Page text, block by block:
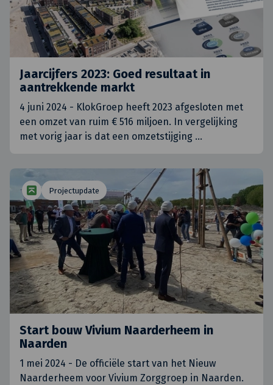
Jaarcijfers 2023: Goed resultaat in
aantrekkende markt
4 juni 2024 - KlokGroep heeft 2023 afgesloten met
een omzet van ruim € 516 miljoen. In vergelijking
met vorig jaar is dat een omzetstijging …
Projectupdate
Start bouw Vivium Naarderheem in
Naarden
1 mei 2024 - De officiële start van het Nieuw
Naarderheem voor Vivium Zorggroep in Naarden.